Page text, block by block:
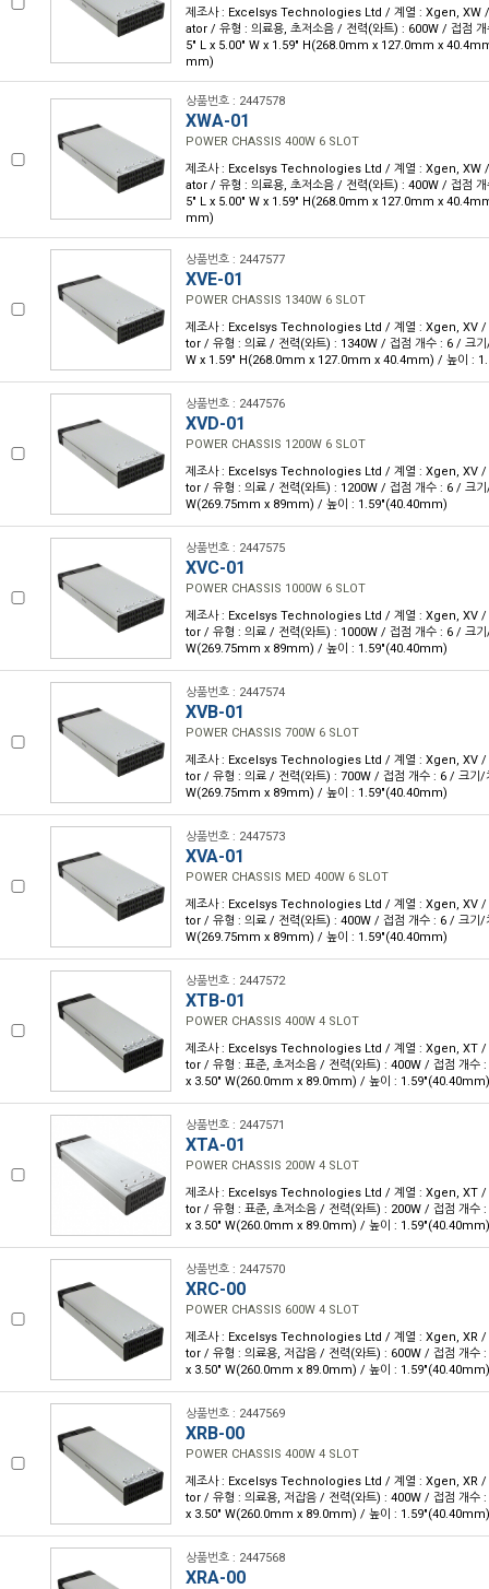
제조사 : Excelsys Technologies Ltd / 계열 : Xgen, XW
ator / 유형 : 의료용, 초저소음 / 전력(와트) : 600W / 접점
5" L x 5.00" W x 1.59" H(268.0mm x 127.0mm x
mm)
상품번호 : 2447578
XWA-01
POWER CHASSIS 400W 6 SLOT
제조사 : Excelsys Technologies Ltd / 계열 : Xgen, XW
ator / 유형 : 의료용, 초저소음 / 전력(와트) : 400W / 접점
5" L x 5.00" W x 1.59" H(268.0mm x 127.0mm x
mm)
상품번호 : 2447577
XVE-01
POWER CHASSIS 1340W 6 SLOT
제조사 : Excelsys Technologies Ltd / 계열 : Xgen, XV /
tor / 유형 : 의료 / 전력(와트) : 1340W / 접점 개수 : 6 / 크
W x 1.59" H(268.0mm x 127.0mm x 40.4mm) / 높이 :
상품번호 : 2447576
XVD-01
POWER CHASSIS 1200W 6 SLOT
제조사 : Excelsys Technologies Ltd / 계열 : Xgen, XV /
tor / 유형 : 의료 / 전력(와트) : 1200W / 접점 개수 : 6 / 크
W(269.75mm x 89mm) / 높이 : 1.59"(40.40mm)
상품번호 : 2447575
XVC-01
POWER CHASSIS 1000W 6 SLOT
제조사 : Excelsys Technologies Ltd / 계열 : Xgen, XV /
tor / 유형 : 의료 / 전력(와트) : 1000W / 접점 개수 : 6 / 크
W(269.75mm x 89mm) / 높이 : 1.59"(40.40mm)
상품번호 : 2447574
XVB-01
POWER CHASSIS 700W 6 SLOT
제조사 : Excelsys Technologies Ltd / 계열 : Xgen, XV /
tor / 유형 : 의료 / 전력(와트) : 700W / 접점 개수 : 6 / 크기/
W(269.75mm x 89mm) / 높이 : 1.59"(40.40mm)
상품번호 : 2447573
XVA-01
POWER CHASSIS MED 400W 6 SLOT
제조사 : Excelsys Technologies Ltd / 계열 : Xgen, XV /
tor / 유형 : 의료 / 전력(와트) : 400W / 접점 개수 : 6 / 크기/
W(269.75mm x 89mm) / 높이 : 1.59"(40.40mm)
상품번호 : 2447572
XTB-01
POWER CHASSIS 400W 4 SLOT
제조사 : Excelsys Technologies Ltd / 계열 : Xgen, XT /
tor / 유형 : 표준, 초저소음 / 전력(와트) : 400W / 접점 개수
x 3.50" W(260.0mm x 89.0mm) / 높이 : 1.59"(40.40mm)
상품번호 : 2447571
XTA-01
POWER CHASSIS 200W 4 SLOT
제조사 : Excelsys Technologies Ltd / 계열 : Xgen, XT /
tor / 유형 : 표준, 초저소음 / 전력(와트) : 200W / 접점 개수
x 3.50" W(260.0mm x 89.0mm) / 높이 : 1.59"(40.40mm)
상품번호 : 2447570
XRC-00
POWER CHASSIS 600W 4 SLOT
제조사 : Excelsys Technologies Ltd / 계열 : Xgen, XR /
tor / 유형 : 의료용, 저잡음 / 전력(와트) : 600W / 접점 개수
x 3.50" W(260.0mm x 89.0mm) / 높이 : 1.59"(40.40mm)
상품번호 : 2447569
XRB-00
POWER CHASSIS 400W 4 SLOT
제조사 : Excelsys Technologies Ltd / 계열 : Xgen, XR /
tor / 유형 : 의료용, 저잡음 / 전력(와트) : 400W / 접점 개수
x 3.50" W(260.0mm x 89.0mm) / 높이 : 1.59"(40.40mm)
상품번호 : 2447568
XRA-00